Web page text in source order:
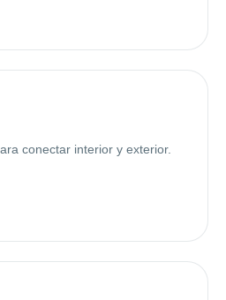
conectar interior y exterior.